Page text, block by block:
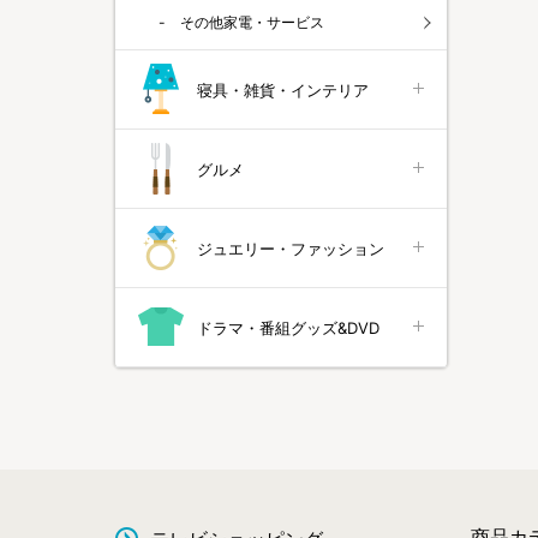
その他家電・サービス
寝具・雑貨・インテリア
グルメ
ジュエリー・ファッション
ドラマ・番組グッズ&DVD